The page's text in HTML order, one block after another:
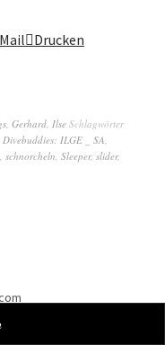
Drucken
, Gerhard, Ilse Schlagwörter
Divebuddies: ILGE _ SA,
, schnorcheln, Sleeper, slider,